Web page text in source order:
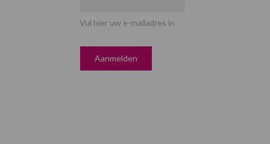
Vul hier uw e-mailadres in